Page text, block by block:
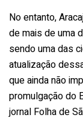
No entanto,
de mais de uma
sendo uma das
atualização
que ainda não
promulgação do
jornal Folha de